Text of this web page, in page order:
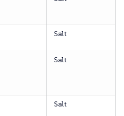
Salt
Salt
Salt